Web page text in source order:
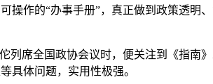
作的“办事手册”，真正做到政策透明
席全国政协会议时，便关注到《指南
具体问题，实用性极强。